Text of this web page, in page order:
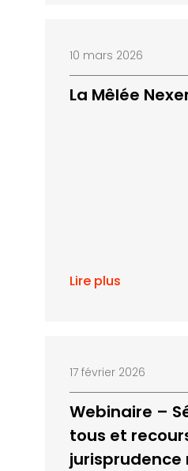
10 mars 2026
La Mêlée
Lire plus
17 février 2026
Webinaire –
tous et
jurisprudence